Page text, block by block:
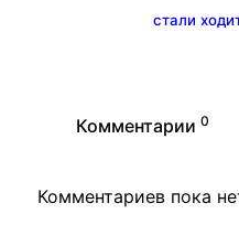
стали
Комментарии 0
Комментариев пока